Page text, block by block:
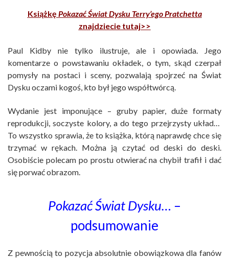
Książkę Pokazać Świat Dysku Terry’ego Pratchetta
znajdziecie tutaj>>
Paul Kidby nie tylko ilustruje, ale i opowiada. Jego
komentarze o powstawaniu okładek, o tym, skąd czerpał
pomysły na postaci i sceny, pozwalają spojrzeć na Świat
Dysku oczami kogoś, kto był jego współtwórcą.
Wydanie jest imponujące – gruby papier, duże formaty
reprodukcji, soczyste kolory, a do tego przejrzysty układ…
To wszystko sprawia, że to książka, którą naprawdę chce się
trzymać w rękach. Można ją czytać od deski do deski.
Osobiście polecam po prostu otwierać na chybił trafił i dać
się porwać obrazom.
Pokazać Świat Dysku… –
podsumowanie
Z pewnością to pozycja absolutnie obowiązkowa dla fanów